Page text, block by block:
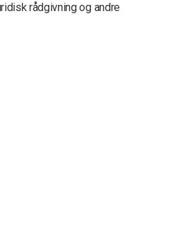
rådgivning og andre